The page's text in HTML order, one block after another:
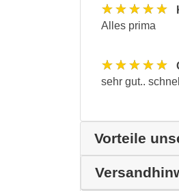
★★★★★
Alles prima
★★★★★
sehr gut..
Vorteile